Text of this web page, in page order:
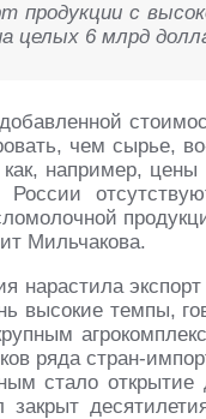
продукции с
целых 6 млрд
чем сырье,
например,
Мильчакова.
нарастила
высокие темпы,
ряда стран-
стало
закрыт